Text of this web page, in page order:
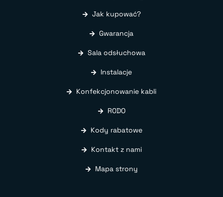
Jak kupować?
Gwarancja
Sala odsłuchowa
Instalacje
Konfekcjonowanie kabli
RODO
Kody rabatowe
Kontakt z nami
Mapa strony